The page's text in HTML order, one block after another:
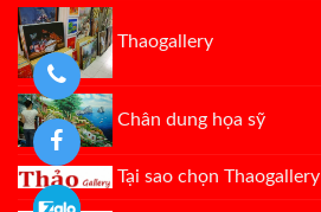
Thaogallery
Chân dung họa sỹ
Tại sao chọn Thaogallery